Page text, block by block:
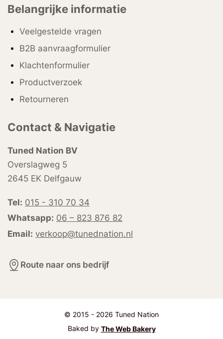
Belangrijke informatie
Veelgestelde vragen
B2B aanvraagformulier
Klachtenformulier
Productverzoek
Retourneren
Contact & Navigatie
Tuned Nation BV
Overslagweg 5
2645 EK Delfgauw
Tel: 015 - 310 70 34
Whatsapp: 06 – 823 876 82
Email: verkoop@tunednation.nl
Route naar ons bedrijf
© 2015 - 2026 Tuned Nation
Baked by The Web Bakery